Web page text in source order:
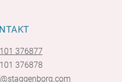
376877
376878